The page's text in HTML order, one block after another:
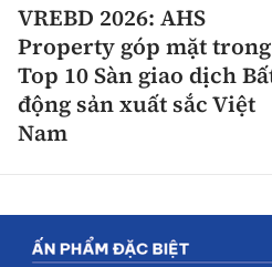
VREBD 2026: AHS
Property góp mặt trong
Top 10 Sàn giao dịch
động sản xuất sắc Việt
Nam